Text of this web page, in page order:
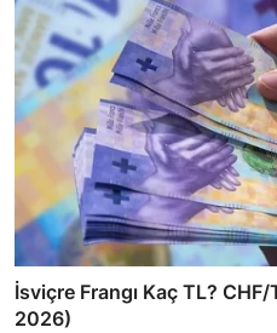
İsviçre Frangı Kaç TL?
2026)